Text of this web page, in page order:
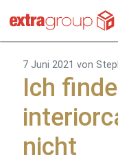
7 Juni 2021 von
Ich
nicht